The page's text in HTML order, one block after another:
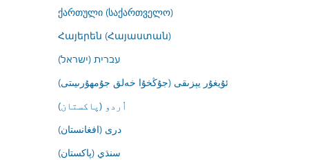
ქართული (საქართველო)
Հայերեն (Հայաստան)
עברית (ישראל)
ئۇيغۇر يېزىقى (جۇڭخۇا خەلق جۇمھۇرىيىتى)
اُردو (پاکستان)
درى (افغانستان)
سنڌي (پاکستان)